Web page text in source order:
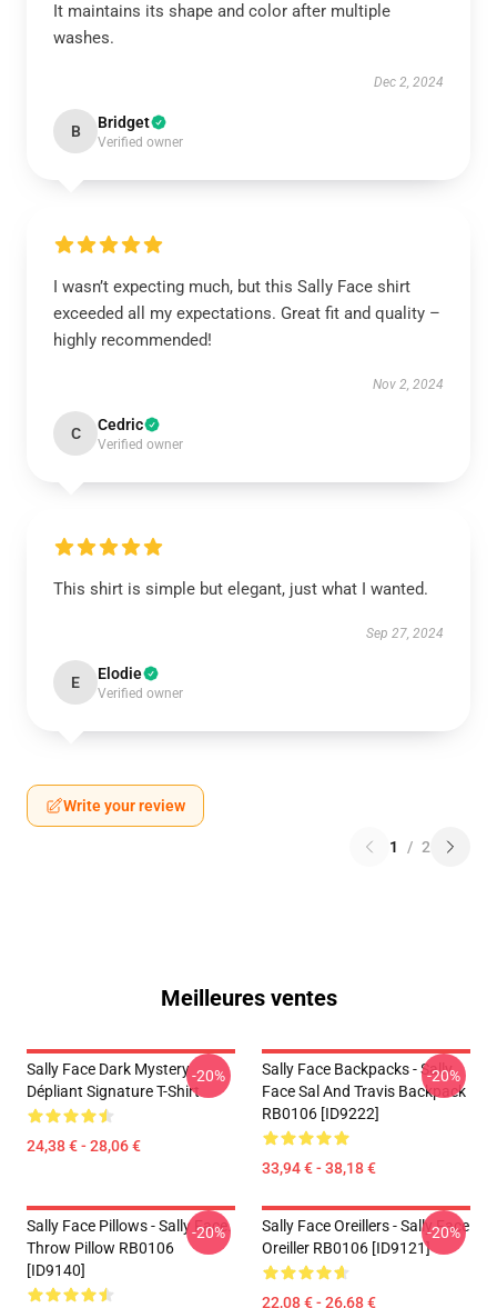
It maintains its shape and color after multiple
washes.
Dec 2, 2024
B Bridget
Verified owner
I wasn’t expecting much, but this Sally Face shirt
exceeded all my expectations. Great fit and quality –
highly recommended!
Nov 2, 2024
C Cedric
Verified owner
This shirt is simple but elegant, just what I wanted.
Sep 27, 2024
E Elodie
Verified owner
Write your review
1 / 2
Meilleures ventes
Sally Face Dark Mystery
Dépliant Signature T-Shirt
24,38 € - 28,06 €
-20%
Sally Face Backpacks - Sally
Face Sal And Travis Backpack
RB0106 [ID9222]
33,94 € - 38,18 €
-20%
Sally Face Pillows - Sally Face.
Throw Pillow RB0106
[ID9140]
-20%
Sally Face Oreillers - Sally Face
Oreiller RB0106 [ID9121]
22,08 € - 26,68 €
-20%